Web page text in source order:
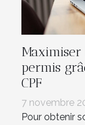
permis
CPF
7 novembre
Pour obtenir